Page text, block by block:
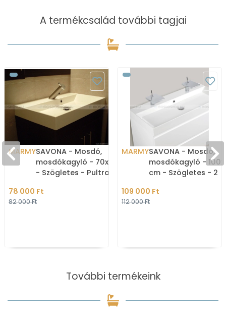
A termékcsalád további tagjai
MARMYSAVONA - Mosdó,
mosdókagyló - 70x45 cm
- Szögletes - Pultra,
78 000 Ft
82 000 Ft
MARMYSAVONA - Mosdó,
mosdókagyló -
cm - Szögletes - 2
bútorra ültethető
109 000 Ft
112 000 Ft
További termékeink